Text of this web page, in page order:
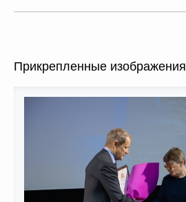
Прикрепленные изображения